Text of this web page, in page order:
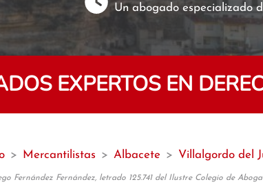
Un abogado especializado
EXPERTOS EN
> Mercantilistas > Albacete > Villalgordo del
Fernández Fernández, letrado 125.741 del Ilustre Colegio de